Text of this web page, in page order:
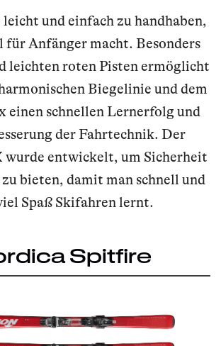
und einfach zu handhaben,
für Anfänger macht. Besonders
leichten roten Pisten ermöglicht
Biegelinie und dem
einen schnellen Lernerfolg und
der Fahrtechnik. Der
wurde entwickelt, um Sicherheit
bieten, damit man schnell und
Spaß Skifahren lernt.
Spitfire